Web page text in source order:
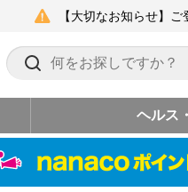
【大切なお知らせ】
ヘルス